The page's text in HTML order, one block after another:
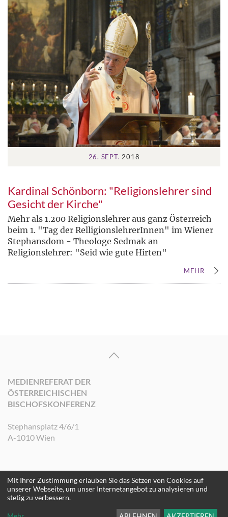
26. SEPT. 2018
Kardinal Schönborn: "Religionslehrer sind
Gesicht der Kirche"
Mehr als 1.200 Religionslehrer aus ganz Österreich
beim 1. "Tag der RelligionslehrerInnen" im Wiener
Stephansdom - Theologe Sedmak an
Religionslehrer: "Seid wie gute Hirten"
MEHR
MEDIENREFERAT DER
ÖSTERREICHISCHEN
BISCHOFSKONFERENZ
Stephansplatz 4/6/1
A-1010 Wien
©2026 Medienreferat der Österreichischen Bischofskonferenz. Alle Rechte
vorbehalten.
Mit Ihrer Zustimmung erlauben Sie das Setzen von Cookies auf
unserer Webseite, um unser Internetangebot zu analysieren und
stetig zu verbessern.